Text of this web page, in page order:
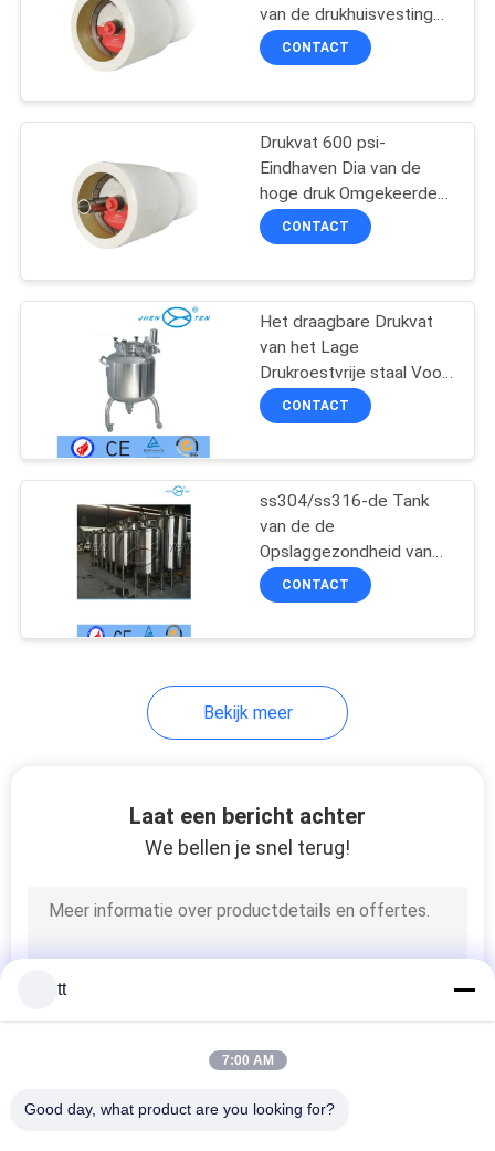
De
Instelmechanismen
van het pijplassen
pijp lassen rotator
Solenoïde - in
werking gestelde
Richtingcontroleklep
85
Hand
Mechanische
Controleklep
van de drukhuisvesting
de zijhaven van psi
CONTACT
Drukvat 600 psi-
Eindhaven Dia van de
hoge druk Omgekeerde
Osmose. 8“
CONTACT
Het draagbare Drukvat
van het Lage
Drukroestvrije staal Voor
Voedsel/Drank
CONTACT
ss304/ss316-de Tank
van de de
Opslaggezondheid van
het Roestvrij
staalDrukvat
CONTACT
Bekijk meer
Laat een bericht achter
We bellen je snel terug!
tt
7:00 AM
Good day, what product are you looking for?